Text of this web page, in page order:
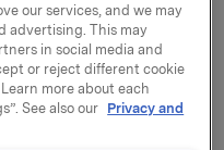
volumdrevet.
deriblant AquaDerma
Cut chips fra Orkla
grønnsakspasta
økte sine
our services, and we may
advertising. This may
in social media and
or reject different cookie
more about each
See also our Privacy and